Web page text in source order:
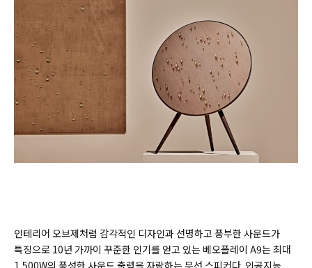
인테리어 오브제처럼 감각적인 디자인과 선명하고 풍부한 사운드가
특징으로 10년 가까이 꾸준한 인기를 얻고 있는 베오플레이 A9는 최대
1,500W의 풍성한 사운드 출력을 자랑하는 무선 스피커다. 인공지능